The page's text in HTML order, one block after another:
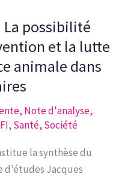
La possibilité
et la lutte
animale dans
, Note d'analyse,
, Santé, Société
la synthèse du
d’études Jacques